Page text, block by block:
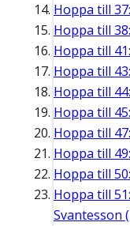
Hoppa till
Hoppa till
Hoppa till
Hoppa till
Hoppa till
Hoppa till
Hoppa till
Hoppa till
Hoppa till
Hoppa till
Svantesson